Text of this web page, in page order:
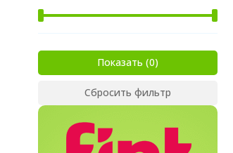
Expert Solution
Показать
Сбросить фильтр